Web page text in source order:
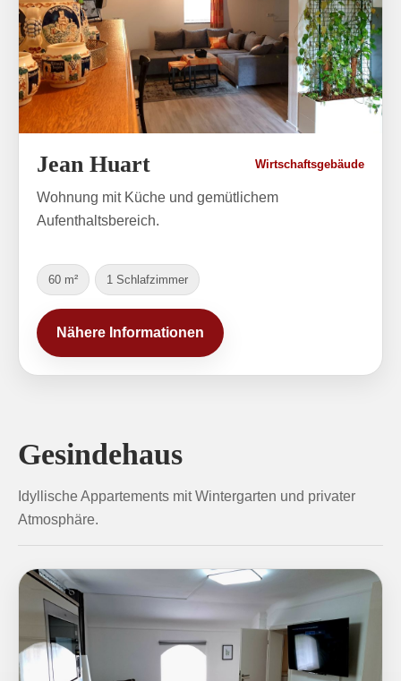
Jean Huart Wirtschaftsgebäude
Wohnung mit Küche und gemütlichem
Aufenthaltsbereich.
60 m² 1 Schlafzimmer
Nähere Informationen
Gesindehaus
Idyllische Appartements mit Wintergarten und privater
Atmosphäre.